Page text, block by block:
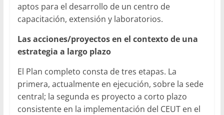
aptos para el desarrollo de un centro de
capacitación, extensión y laboratorios.
Las acciones/proyectos en el contexto de una
estrategia a largo plazo
El Plan completo consta de tres etapas. La
primera, actualmente en ejecución, sobre la sede
central; la segunda es proyecto a corto plazo
consistente en la implementación del CEUT en el